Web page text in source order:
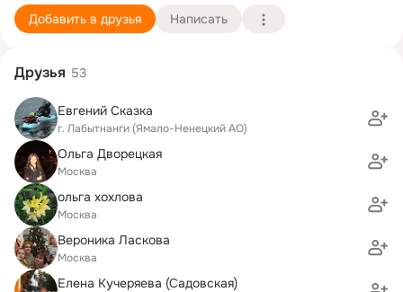
Добавить в друзья Написать
Друзья 53
Евгений Сказка
г. Лабытнанги (Ямало-Ненецкий АО)
Ольга Дворецкая
Москва
ольга хохлова
Москва
Вероника Ласкова
Москва
Елена Кучеряева (Садовская)